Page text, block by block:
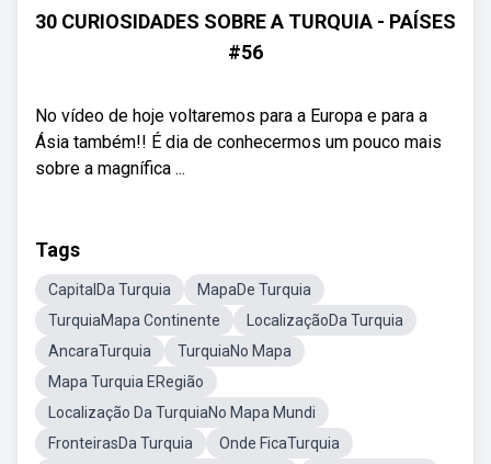
30 CURIOSIDADES SOBRE A TURQUIA - PAÍSES
#56
No vídeo de hoje voltaremos para a Europa e para a
Ásia também!! É dia de conhecermos um pouco mais
sobre a magnífica ...
Tags
CapitalDa Turquia
MapaDe Turquia
TurquiaMapa Continente
LocalizaçãoDa Turquia
AncaraTurquia
TurquiaNo Mapa
Mapa Turquia ERegião
Localização Da TurquiaNo Mapa Mundi
FronteirasDa Turquia
Onde FicaTurquia